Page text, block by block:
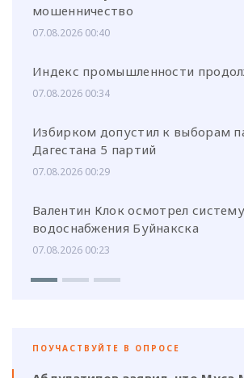
мошенничество
07.08.2026 00:40
Индекс промышленности
07.08.2026 00:34
Избирком допустил к выборам
Дагестана 5 партий
07.08.2026 00:29
Валентин Клок осмотрел систему
водоснабжения Буйнакска
07.08.2026 00:23
ПОУЧАСТВУЙТЕ В ОПРОСЕ